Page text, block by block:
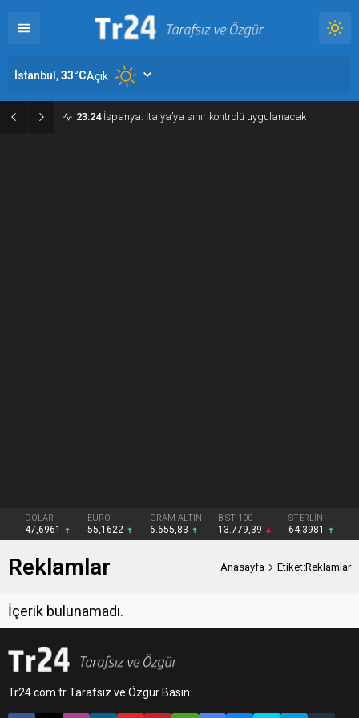
23:24İspanya: İtalya’ya sınır kontrolü uygulanacak
DOLAR
47,6961
EURO
55,1622
GRAM ALTIN
6.655,83
BIST 100
13.779,39
STERLİN
64,3981
İstanbul,33°CAçık
Reklamlar Anasayfa Etiket:Reklamlar
İçerik bulunamadı.
Tr24.com.tr Tarafsız ve Özgür Basın